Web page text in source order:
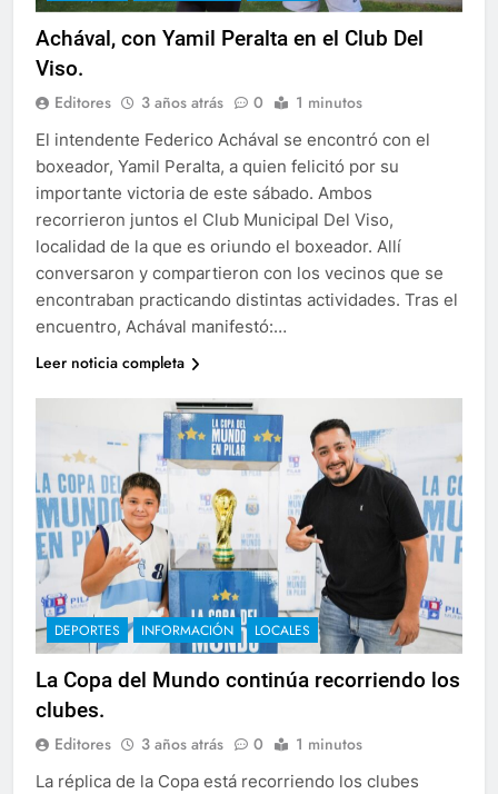
Achával, con Yamil Peralta en el Club Del
Viso.
Editores 3 años atrás 0 1 minutos
El intendente Federico Achával se encontró con el
boxeador, Yamil Peralta, a quien felicitó por su
importante victoria de este sábado. Ambos
recorrieron juntos el Club Municipal Del Viso,
localidad de la que es oriundo el boxeador. Allí
conversaron y compartieron con los vecinos que se
encontraban practicando distintas actividades. Tras el
encuentro, Achával manifestó:…
Leer noticia completa
DEPORTES INFORMACIÓN LOCALES
La Copa del Mundo continúa recorriendo los
clubes.
Editores 3 años atrás 0 1 minutos
La réplica de la Copa está recorriendo los clubes